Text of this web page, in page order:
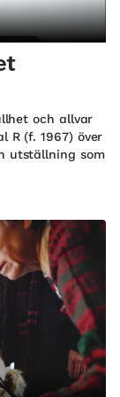
och allvar
R (f. 1967) över
utställning som